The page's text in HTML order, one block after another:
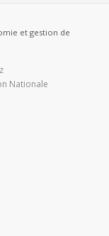
et gestion de
Nationale